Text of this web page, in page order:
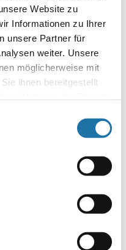
Website zu
Informationen zu Ihrer
unsere Partner für
weiter. Unsere
möglicherweise mit
ihnen bereitgestellt